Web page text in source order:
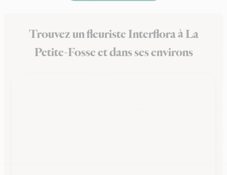
Trouvez un fleuriste Interflora à La
Petite-Fosse et dans ses environs